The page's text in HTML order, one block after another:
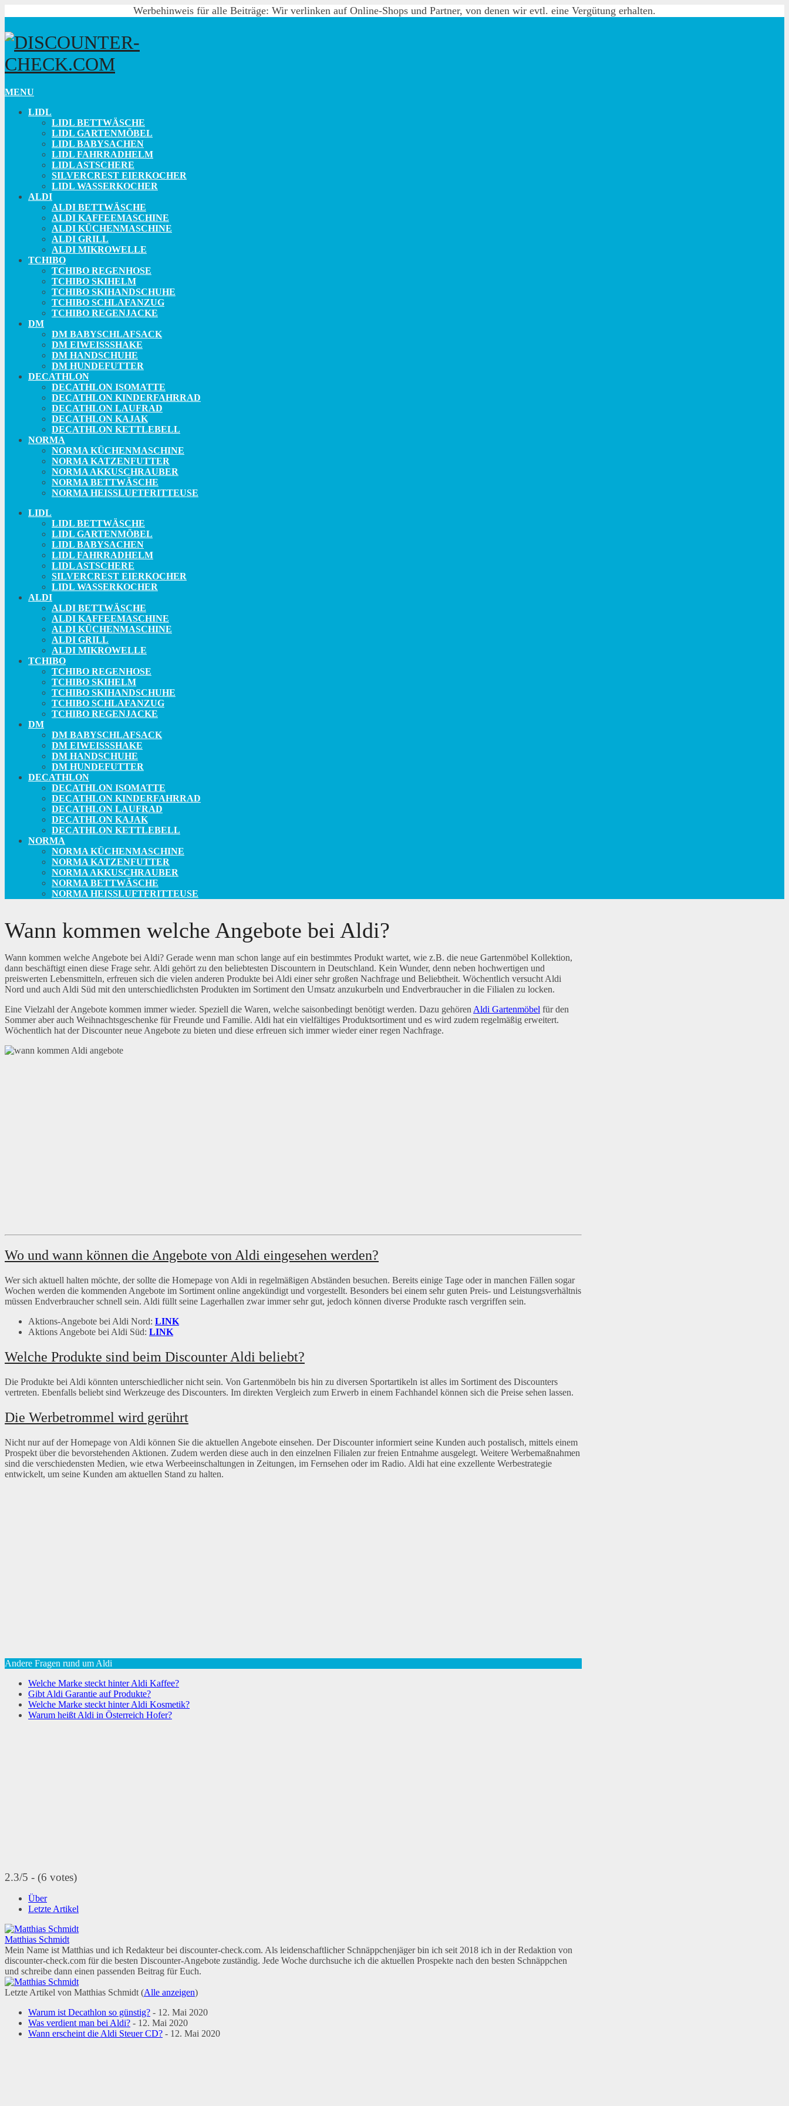
Werbehinweis für alle Beiträge: Wir verlinken auf Online-Shops und Partner, von denen wir evtl. eine Vergütung erhalten.
MENU
LIDL
LIDL BETTWÄSCHE
LIDL GARTENMÖBEL
LIDL BABYSACHEN
LIDL FAHRRADHELM
LIDL ASTSCHERE
SILVERCREST EIERKOCHER
LIDL WASSERKOCHER
ALDI
ALDI BETTWÄSCHE
ALDI KAFFEEMASCHINE
ALDI KÜCHENMASCHINE
ALDI GRILL
ALDI MIKROWELLE
TCHIBO
TCHIBO REGENHOSE
TCHIBO SKIHELM
TCHIBO SKIHANDSCHUHE
TCHIBO SCHLAFANZUG
TCHIBO REGENJACKE
DM
DM BABYSCHLAFSACK
DM EIWEISSSHAKE
DM HANDSCHUHE
DM HUNDEFUTTER
DECATHLON
DECATHLON ISOMATTE
DECATHLON KINDERFAHRRAD
DECATHLON LAUFRAD
DECATHLON KAJAK
DECATHLON KETTLEBELL
NORMA
NORMA KÜCHENMASCHINE
NORMA KATZENFUTTER
NORMA AKKUSCHRAUBER
NORMA BETTWÄSCHE
NORMA HEISSLUFTFRITTEUSE
LIDL
LIDL BETTWÄSCHE
LIDL GARTENMÖBEL
LIDL BABYSACHEN
LIDL FAHRRADHELM
LIDL ASTSCHERE
SILVERCREST EIERKOCHER
LIDL WASSERKOCHER
ALDI
ALDI BETTWÄSCHE
ALDI KAFFEEMASCHINE
ALDI KÜCHENMASCHINE
ALDI GRILL
ALDI MIKROWELLE
TCHIBO
TCHIBO REGENHOSE
TCHIBO SKIHELM
TCHIBO SKIHANDSCHUHE
TCHIBO SCHLAFANZUG
TCHIBO REGENJACKE
DM
DM BABYSCHLAFSACK
DM EIWEISSSHAKE
DM HANDSCHUHE
DM HUNDEFUTTER
DECATHLON
DECATHLON ISOMATTE
DECATHLON KINDERFAHRRAD
DECATHLON LAUFRAD
DECATHLON KAJAK
DECATHLON KETTLEBELL
NORMA
NORMA KÜCHENMASCHINE
NORMA KATZENFUTTER
NORMA AKKUSCHRAUBER
NORMA BETTWÄSCHE
NORMA HEISSLUFTFRITTEUSE
Wann kommen welche Angebote bei Aldi?
Wann kommen welche Angebote bei Aldi? Gerade wenn man schon lange auf ein bestimmtes Produkt wartet, wie z.B. die neue Gartenmöbel Kollektion,
dann beschäftigt einen diese Frage sehr. Aldi gehört zu den beliebtesten Discountern in Deutschland. Kein Wunder, denn neben hochwertigen und
preiswerten Lebensmitteln, erfreuen sich die vielen anderen Produkte bei Aldi einer sehr großen Nachfrage und Beliebtheit. Wöchentlich versucht Aldi
Nord und auch Aldi Süd mit den unterschiedlichsten Produkten im Sortiment den Umsatz anzukurbeln und Endverbraucher in die Filialen zu locken.
Eine Vielzahl der Angebote kommen immer wieder. Speziell die Waren, welche saisonbedingt benötigt werden. Dazu gehören Aldi Gartenmöbel für den
Sommer aber auch Weihnachtsgeschenke für Freunde und Familie. Aldi hat ein vielfältiges Produktsortiment und es wird zudem regelmäßig erweitert.
Wöchentlich hat der Discounter neue Angebote zu bieten und diese erfreuen sich immer wieder einer regen Nachfrage.
Wo und wann können die Angebote von Aldi eingesehen werden?
Wer sich aktuell halten möchte, der sollte die Homepage von Aldi in regelmäßigen Abständen besuchen. Bereits einige Tage oder in manchen Fällen sogar
Wochen werden die kommenden Angebote im Sortiment online angekündigt und vorgestellt. Besonders bei einem sehr guten Preis- und Leistungsverhältnis
müssen Endverbraucher schnell sein. Aldi füllt seine Lagerhallen zwar immer sehr gut, jedoch können diverse Produkte rasch vergriffen sein.
Aktions-Angebote bei Aldi Nord: LINK
Aktions Angebote bei Aldi Süd: LINK
Welche Produkte sind beim Discounter Aldi beliebt?
Die Produkte bei Aldi könnten unterschiedlicher nicht sein. Von Gartenmöbeln bis hin zu diversen Sportartikeln ist alles im Sortiment des Discounters
vertreten. Ebenfalls beliebt sind Werkzeuge des Discounters. Im direkten Vergleich zum Erwerb in einem Fachhandel können sich die Preise sehen lassen.
Die Werbetrommel wird gerührt
Nicht nur auf der Homepage von Aldi können Sie die aktuellen Angebote einsehen. Der Discounter informiert seine Kunden auch postalisch, mittels einem
Prospekt über die bevorstehenden Aktionen. Zudem werden diese auch in den einzelnen Filialen zur freien Entnahme ausgelegt. Weitere Werbemaßnahmen
sind die verschiedensten Medien, wie etwa Werbeeinschaltungen in Zeitungen, im Fernsehen oder im Radio. Aldi hat eine exzellente Werbestrategie
entwickelt, um seine Kunden am aktuellen Stand zu halten.
Andere Fragen rund um Aldi
Welche Marke steckt hinter Aldi Kaffee?
Gibt Aldi Garantie auf Produkte?
Welche Marke steckt hinter Aldi Kosmetik?
Warum heißt Aldi in Österreich Hofer?
2.3/5 - (6 votes)
Über
Letzte Artikel
Matthias Schmidt
Mein Name ist Matthias und ich Redakteur bei discounter-check.com. Als leidenschaftlicher Schnäppchenjäger bin ich seit 2018 ich in der Redaktion von
discounter-check.com für die besten Discounter-Angebote zuständig. Jede Woche durchsuche ich die aktuellen Prospekte nach den besten Schnäppchen
und schreibe dann einen passenden Beitrag für Euch.
Letzte Artikel von Matthias Schmidt (Alle anzeigen)
Warum ist Decathlon so günstig? - 12. Mai 2020
Was verdient man bei Aldi? - 12. Mai 2020
Wann erscheint die Aldi Steuer CD? - 12. Mai 2020